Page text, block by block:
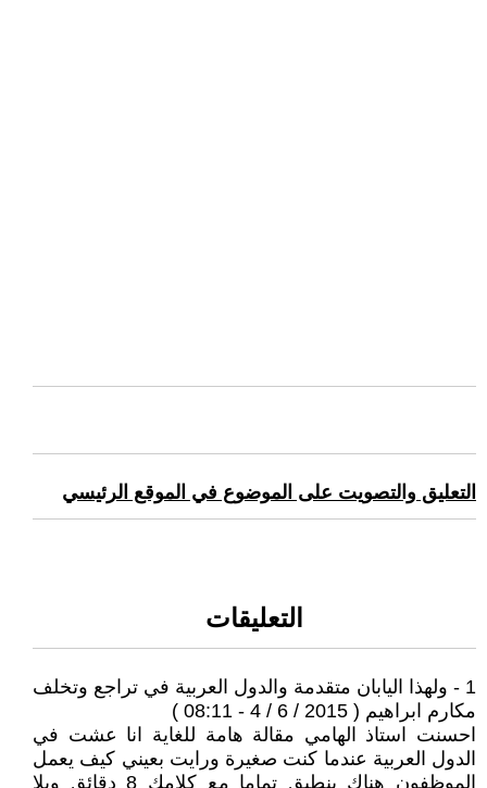
التعليق والتصويت على الموضوع في الموقع الرئيسي
التعليقات
1 - ولهذا اليابان متقدمة والدول العربية في تراجع وتخلف
مكارم ابراهيم ( 2015 / 6 / 4 - 08:11 )
احسنت استاذ الهامي مقالة هامة للغاية انا عشت في
الدول العربية عندما كنت صغيرة ورايت بعيني كيف يعمل
الموظفون هناك ينطبق تماما مع كلامك 8 دقائق وبلا